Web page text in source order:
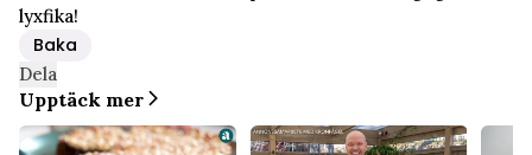
lyxfika!
Baka
Dela
Upptäck mer